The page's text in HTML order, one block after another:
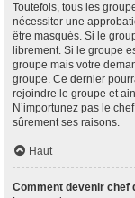
Toutefois, tous les
nécessiter une
être masqués. Si le
librement. Si le groupe
groupe mais votre
groupe. Ce dernier
rejoindre le groupe et
N’importunez pas le
sûrement ses raisons.
Haut
Comment devenir chef